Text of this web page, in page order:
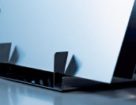
PROJECT
表面調整用前処
医療用電気メス
新総合技術研究